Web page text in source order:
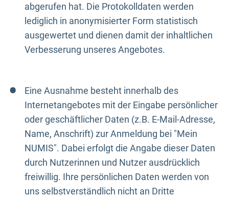
abgerufen hat. Die Protokolldaten werden
lediglich in anonymisierter Form statistisch
ausgewertet und dienen damit der inhaltlichen
Verbesserung unseres Angebotes.
Eine Ausnahme besteht innerhalb des
Internetangebotes mit der Eingabe persönlicher
oder geschäftlicher Daten (z.B. E-Mail-Adresse,
Name, Anschrift) zur Anmeldung bei "Mein
NUMIS". Dabei erfolgt die Angabe dieser Daten
durch Nutzerinnen und Nutzer ausdrücklich
freiwillig. Ihre persönlichen Daten werden von
uns selbstverständlich nicht an Dritte